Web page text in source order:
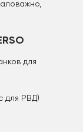
для
для РВД)